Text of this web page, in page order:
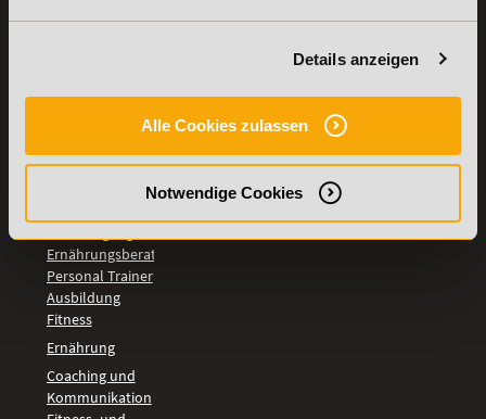
Details anzeigen
Alle Cookies zulassen
Notwendige Cookies
und B-Lizenz
Ernährungsberater
Personal Coach
werden
Mentaltrainer
BILDUNGSBEREICHE
Ernährungsberater
Personal Trainer
Ausbildung
Fitness
Ernährung
Coaching und
Kommunikation